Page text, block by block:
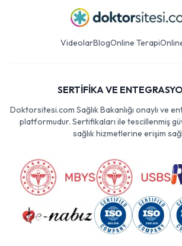
VideolarBlogOnline Terapi
SERTİFİKA VE
Doktorsitesi.com Sağlık Bakanlığı onaylı ve
platformudur. Sertifikaları ile tescillenmiş
sağlık hizmetlerine erişim